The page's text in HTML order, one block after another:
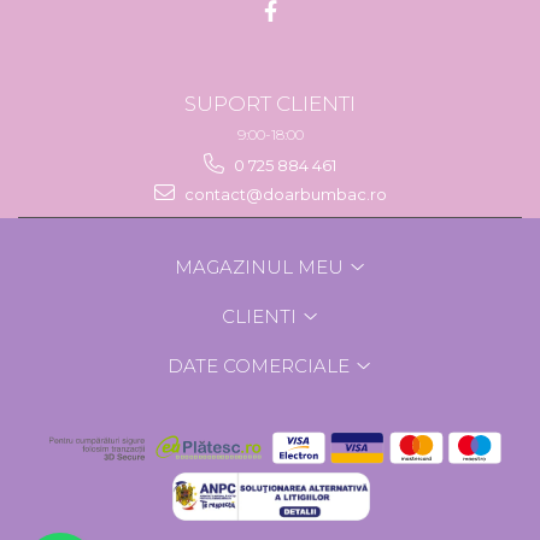
SUPORT CLIENTI
9:00-18:00
0 725 884 461
contact@doarbumbac.ro
MAGAZINUL MEU
CLIENTI
DATE COMERCIALE